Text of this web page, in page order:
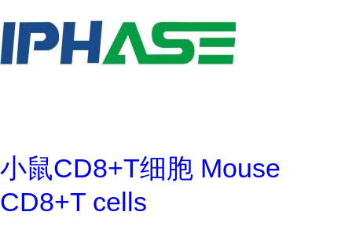
小鼠CD8+T细胞 Mouse
CD8+T cells